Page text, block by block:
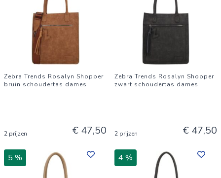
Zebra Trends Rosalyn Shopper
bruin schoudertas dames
2 prijzen € 47,50
Zebra Trends Rosalyn Shopper
zwart schoudertas dames
2 prijzen € 47,50
5 % 4 %